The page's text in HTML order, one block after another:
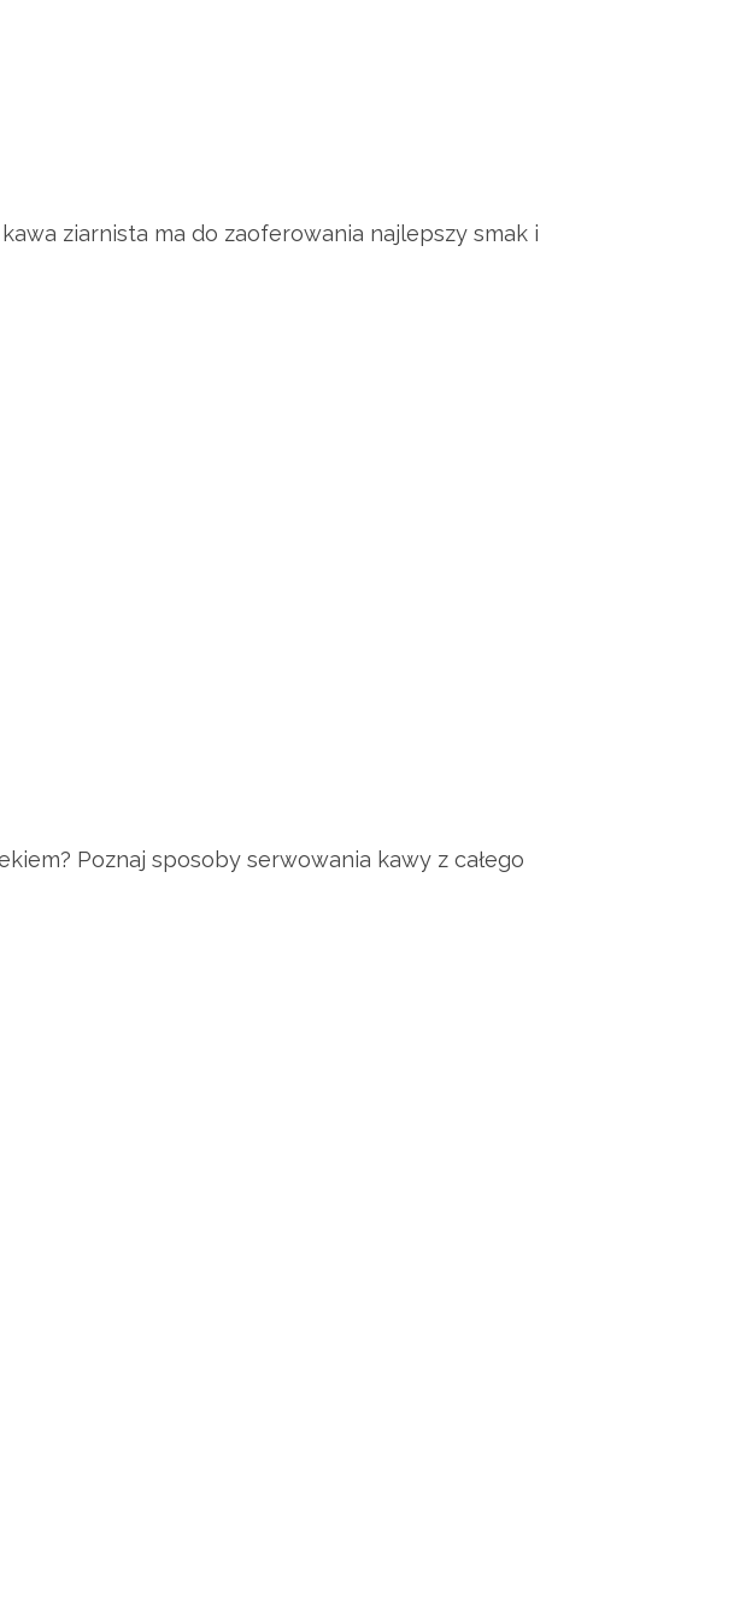
ziarnista ma do zaoferowania najlepszy smak i
Poznaj sposoby serwowania kawy z całego